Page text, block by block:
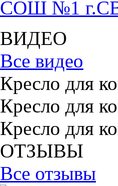
СОШ №1
ВИДЕО
Все видео
Кресло для
Кресло для
Кресло для
ОТЗЫВЫ
Все отзывы